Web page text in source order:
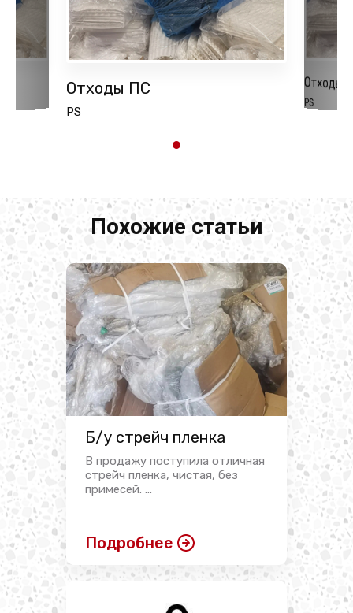
Отходы ПС
РS
Отходы
РS
Похожие статьи
Б/у стрейч пленка
В продажу поступила отличная
стрейч пленка, чистая, без
примесей. ...
Подробнее